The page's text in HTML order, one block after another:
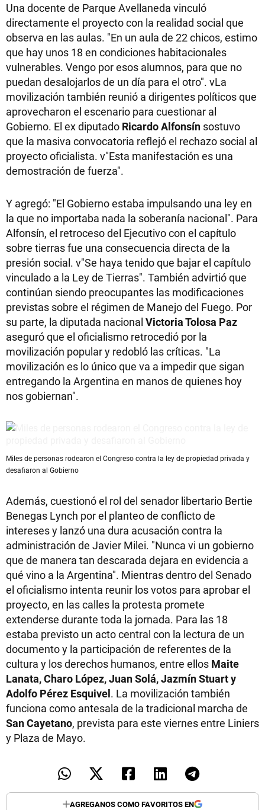
Una docente de Parque Avellaneda vinculó
directamente el proyecto con la realidad social que
observa en las aulas. "En un aula de 22 chicos, estimo
que hay unos 18 en condiciones habitacionales
vulnerables. Vengo por esos alumnos, para que no
puedan desalojarlos de un día para el otro". vLa
movilización también reunió a dirigentes políticos que
aprovecharon el escenario para cuestionar al
Gobierno. El ex diputado Ricardo Alfonsín sostuvo
que la masiva convocatoria reflejó el rechazo social al
proyecto oficialista. v"Esta manifestación es una
demostración de fuerza".
Y agregó: "El Gobierno estaba impulsando una ley en
la que no importaba nada la soberanía nacional". Para
Alfonsín, el retroceso del Ejecutivo con el capítulo
sobre tierras fue una consecuencia directa de la
presión social. v"Se haya tenido que bajar el capítulo
vinculado a la Ley de Tierras". También advirtió que
continúan siendo preocupantes las modificaciones
previstas sobre el régimen de Manejo del Fuego. Por
su parte, la diputada nacional Victoria Tolosa Paz
aseguró que el oficialismo retrocedió por la
movilización popular y redobló las críticas. "La
movilización es lo único que va a impedir que sigan
entregando la Argentina en manos de quienes hoy
nos gobiernan".
Miles de personas rodearon el Congreso contra la ley de propiedad privada y
desafiaron al Gobierno
Además, cuestionó el rol del senador libertario Bertie
Benegas Lynch por el planteo de conflicto de
intereses y lanzó una dura acusación contra la
administración de Javier Milei. "Nunca vi un gobierno
que de manera tan descarada dejara en evidencia a
qué vino a la Argentina". Mientras dentro del Senado
el oficialismo intenta reunir los votos para aprobar el
proyecto, en las calles la protesta promete
extenderse durante toda la jornada. Para las 18
estaba previsto un acto central con la lectura de un
documento y la participación de referentes de la
cultura y los derechos humanos, entre ellos Maite
Lanata, Charo López, Juan Solá, Jazmín Stuart y
Adolfo Pérez Esquivel. La movilización también
funciona como antesala de la tradicional marcha de
San Cayetano, prevista para este viernes entre Liniers
y Plaza de Mayo.
AGREGANOS COMO FAVORITOS EN